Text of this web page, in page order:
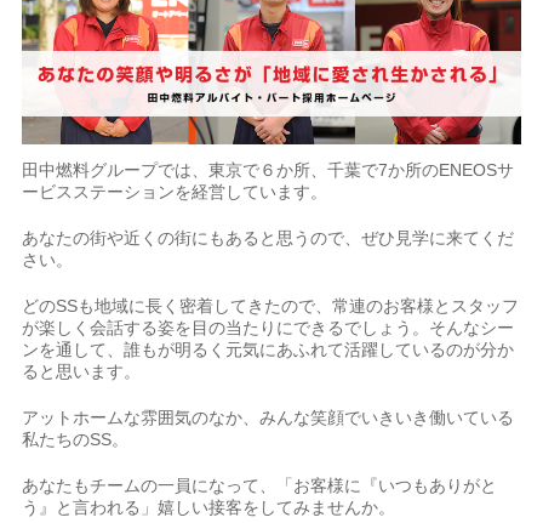
田中燃料グループでは、東京で６か所、千葉で7か所のENEOSサ
ービスステーションを経営しています。
あなたの街や近くの街にもあると思うので、ぜひ見学に来てくだ
さい。
どのSSも地域に長く密着してきたので、常連のお客様とスタッフ
が楽しく会話する姿を目の当たりにできるでしょう。そんなシー
ンを通して、誰もが明るく元気にあふれて活躍しているのが分か
ると思います。
アットホームな雰囲気のなか、みんな笑顔でいきいき働いている
私たちのSS。
あなたもチームの一員になって、「お客様に『いつもありがと
う』と言われる」嬉しい接客をしてみませんか。